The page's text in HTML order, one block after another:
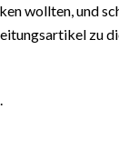
wollten, und
zu